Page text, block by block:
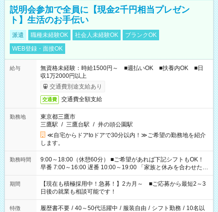
説明会参加で全員に【現金2千円相当プレゼン
ト】生活のお手伝い
派遣 職種未経験OK 社会人未経験OK
ブランクOK
WEB登録・面接OK
給与
無資格未経験：時給1500円～ ■週払いOK ■扶養内OK ■日
収1万2000円以上
交通費別途支給あり
交通費 交通費全額支給
勤務地
東京都三鷹市
三鷹駅 / 三鷹台駅 / 井の頭公園駅
≪自宅からドアtoドアで30分以内！≫ご希望の勤務地を紹介
します。
勤務時間
9:00～18:00（休憩60分） ■ご希望があれば下記シフトもOK！
早番 7:00～16:00 遅番 10:00～19:00 「家族と休みを合わせた
い」 「余裕を持って夕飯の準備がしたい」 「できれば残業はし
たくない」 など、ご希望を教えてくださいね。 ※Wワーク希望
の方へ 今ご覧のお仕事で希望する勤務時間と、もう1つのお仕事
の勤務時間。 合計で週40時間を超える場合は応募できません。
期間
【現在も積極採用中！急募！】2カ月～ ■ご応募から最短2～3
日後の就業も相談可能です！
特徴 履歴書不要 / 40～50代活躍中 / 服装自由 / シフト勤務 / 10名以